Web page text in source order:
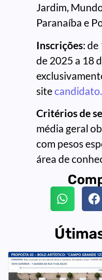
Jardim,
Paranaíba e
Inscrições:
de 2025 a 18
site
Critérios de
média geral
com pesos
área de